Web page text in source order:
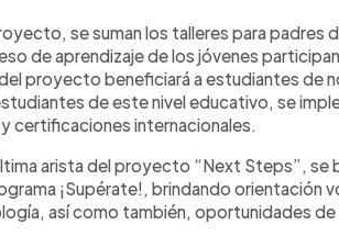
se suman los talleres para padres
de aprendizaje de los jóvenes
proyecto beneficiará a estudiantes de
de este nivel educativo, se
certificaciones internacionales.
arista del proyecto “Next Steps”, se
¡Supérate!, brindando orientación
así como también, oportunidades de